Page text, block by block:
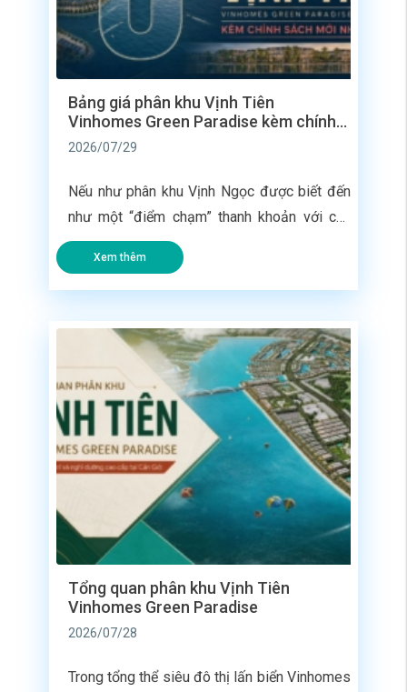
Bảng giá phân khu Vịnh Tiên
Vinhomes Green Paradise kèm chính
sách mới nhất
2026/07/29
Nếu như phân khu Vịnh Ngọc được biết đến
như một “điểm chạm” thanh khoản với các
dãy nhà liền kề bàn giao ngay vào tháng
8/2026, thì phân khu Vịnh Tiên tại siêu đô thị
lấn biển Vinhomes Green Paradise (2.870
tư dòng tiền […]
Xem thêm
Tổng quan phân khu Vịnh Tiên
Vinhomes Green Paradise
2026/07/28
Trong tổng thể siêu đô thị lấn biển Vinhomes